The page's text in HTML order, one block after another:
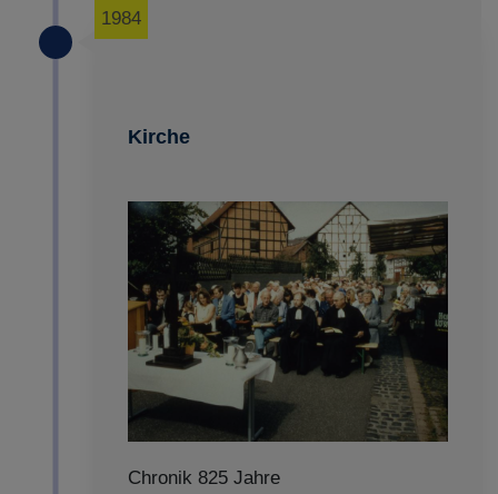
Kirche
1984
Chronik 825 Jahre